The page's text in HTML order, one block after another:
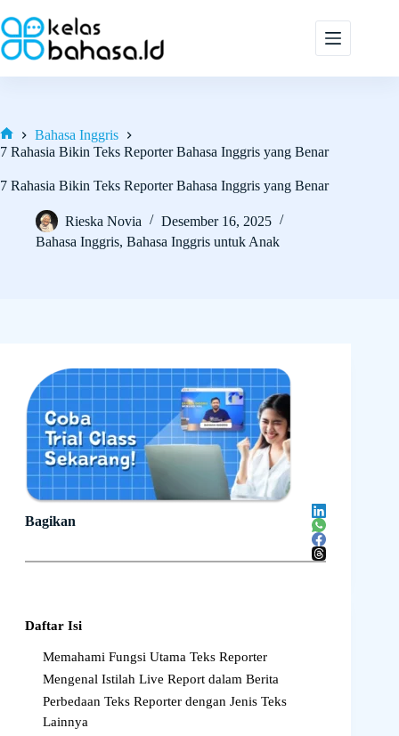
to
content
Home
Bahasa Inggris
7 Rahasia Bikin Teks Reporter Bahasa Inggris yang Benar
7 Rahasia Bikin Teks Reporter Bahasa Inggris yang Benar
Rieska Novia
Desember 16, 2025
Bahasa Inggris, Bahasa Inggris untuk Anak
Bagikan
Daftar Isi
Memahami Fungsi Utama Teks Reporter
Mengenal Istilah Live Report dalam Berita
Perbedaan Teks Reporter dengan Jenis Teks
Lainnya